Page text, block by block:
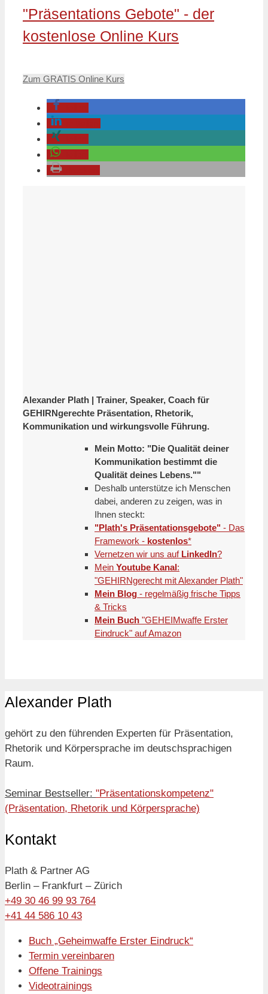
"Präsentations Gebote" - der
kostenlose Online Kurs
Zum GRATIS Online Kurs
Alexander Plath | Trainer, Speaker, Coach für
GEHIRNgerechte Präsentation, Rhetorik,
Kommunikation und wirkungsvolle Führung.
Mein Motto: "Die Qualität deiner
Kommunikation bestimmt die
Qualität deines Lebens.""
Deshalb unterstütze ich Menschen
dabei, anderen zu zeigen, was in
Ihnen steckt:
"Plath's Präsentationsgebote" - Das
Framework - kostenlos*
Vernetzen wir uns auf LinkedIn?
Mein Youtube Kanal:
"GEHIRNgerecht mit Alexander Plath"
Mein Blog - regelmäßig frische Tipps
& Tricks
Mein Buch "GEHEIMwaffe Erster
Eindruck" auf Amazon
Alexander Plath
gehört zu den führenden Experten für Präsentation,
Rhetorik und Körpersprache im deutschsprachigen
Raum.
Seminar Bestseller: "Präsentationskompetenz"
(Präsentation, Rhetorik und Körpersprache)
Kontakt
Plath & Partner AG
Berlin – Frankfurt – Zürich
+49 30 46 99 93 764
+41 44 586 10 43
Buch „Geheimwaffe Erster Eindruck“
Termin vereinbaren
Offene Trainings
Videotrainings